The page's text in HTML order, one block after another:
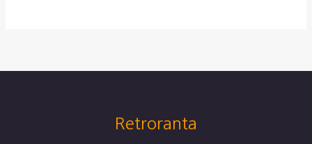
Retroranta